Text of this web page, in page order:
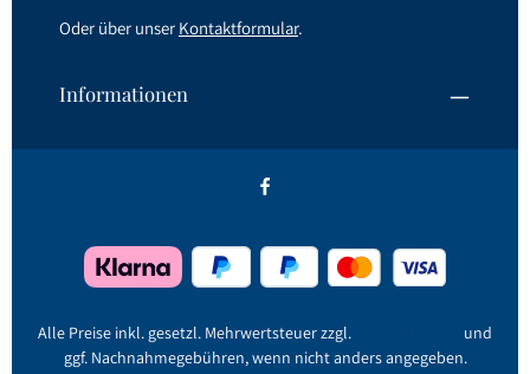
Oder über unser Kontaktformular.
Informationen
Alle Preise inkl. gesetzl. Mehrwertsteuer zzgl.
und
ggf. Nachnahmegebühren, wenn nicht anders angegeben.